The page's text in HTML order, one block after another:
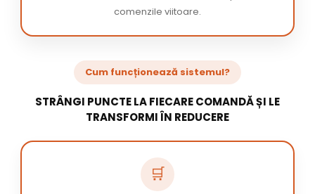
comenzile viitoare.
Cum funcționează sistemul?
STRÂNGI PUNCTE LA FIECARE COMANDĂ ȘI LE
TRANSFORMI ÎN REDUCERE
🛒